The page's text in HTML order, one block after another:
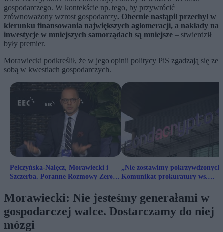
gospodarczego. W kontekście np. tego, by przywrócić
zrównoważony wzrost gospodarczy. Obecnie nastąpił przechył w
kierunku finansowania największych aglomeracji, a nakłady na
inwestycje w mniejszych samorządach są mniejsze – stwierdził
były premier.
Morawiecki podkreślił, że w jego opinii politycy PiS zgadzają się ze
sobą w kwestiach gospodarczych.
Pełczyńska-Nałęcz, Morawiecki i
Szczerba. Poranne Rozmowy Zero
„Nie zostawimy
Komunikat prokuratury ws.
Morawiecki: Nie jesteśmy generałami w
gospodarczej walce. Dostarczamy do niej
mózgi